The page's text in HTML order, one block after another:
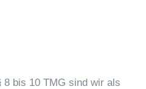
8 bis 10 TMG sind wir als